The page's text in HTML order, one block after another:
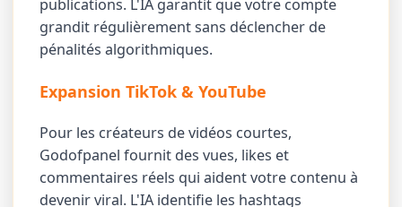
publications. L'IA garantit que votre compte
grandit régulièrement sans déclencher de
pénalités algorithmiques.
Expansion TikTok & YouTube
Pour les créateurs de vidéos courtes,
Godofpanel fournit des vues, likes et
commentaires réels qui aident votre contenu à
devenir viral. L'IA identifie les hashtags